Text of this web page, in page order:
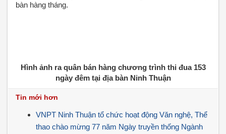
bàn hàng tháng.
Hình ảnh ra quân bán hàng chương trình thi đua 153
ngày đêm tại địa bàn Ninh Thuận
Tin mới hơn
VNPT Ninh Thuận tổ chức hoạt động Văn nghệ, Thể
thao chào mừng 77 năm Ngày truyền thống Ngành